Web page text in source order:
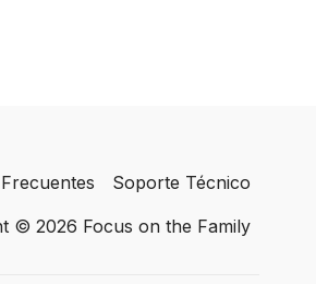
Soporte Técnico
© 2026 Focus on the Family